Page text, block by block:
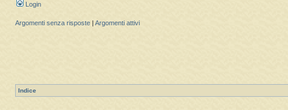
Login
Argomenti senza risposte Argomenti attivi
Indice